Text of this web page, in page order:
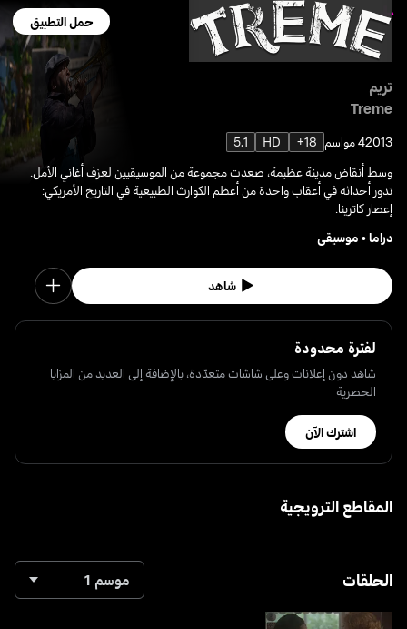
حمل التطبيق
تريم
Treme
20134 مواسم 18+
HD
5.1
وسط أنقاض مدينة عظيمة، صعدت مجموعة من الموسيقيين لعزف أغاني الأمل.
تدور أحداثه في أعقاب واحدة من أعظم الكوارث الطبيعية في التاريخ الأمريكي:
إعصار كاترينا.
دراما• موسيقى
شاهد
لفترة محدودة
شاهد دون إعلانات وعلى شاشات متعدّدة، بالإضافة إلى العديد من المزايا
الحصرية
اشترك الآن
المقاطع الترويجية
الحلقات موسم 1